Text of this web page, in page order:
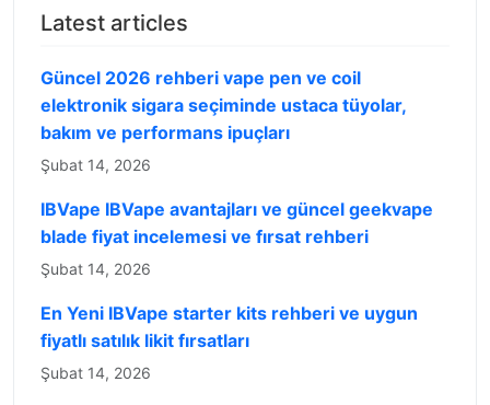
Latest articles
Güncel 2026 rehberi vape pen ve coil
elektronik sigara seçiminde ustaca tüyolar,
bakım ve performans ipuçları
Şubat 14, 2026
IBVape IBVape avantajları ve güncel geekvape
blade fiyat incelemesi ve fırsat rehberi
Şubat 14, 2026
En Yeni IBVape starter kits rehberi ve uygun
fiyatlı satılık likit fırsatları
Şubat 14, 2026